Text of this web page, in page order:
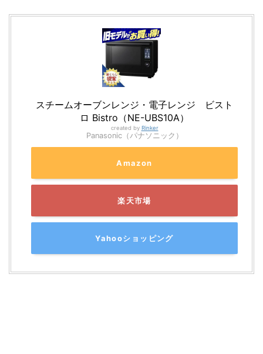
スチームオーブンレンジ・電子レンジ ビスト
ロ Bistro（NE-UBS10A）
created by Rinker
Panasonic（パナソニック）
Amazon
楽天市場
Yahooショッピング